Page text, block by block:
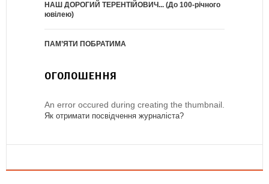
НАШ ДОРОГИЙ ТЕРЕНТІЙОВИЧ... (До 100-річного
ювілею)
ПАМ’ЯТИ ПОБРАТИМА
ОГОЛОШЕННЯ
An error occured during creating the thumbnail.
Як отримати посвідчення журналіста?